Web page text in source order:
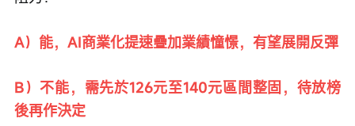
A）能，AI商業化提速疊加業績憧憬，有望展開反彈
B）不能，需先於126元至140元區間整固，待放榜
後再作決定